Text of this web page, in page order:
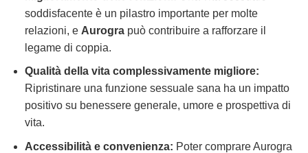
soddisfacente è un pilastro importante per molte
relazioni, e Aurograpuò contribuire a rafforzare il
legame di coppia.
Qualità della vita complessivamente migliore:
Ripristinare una funzione sessuale sana ha un impatto
positivo su benessere generale, umore e prospettiva di
vita.
Accessibilità e convenienza: Poter comprare Aurogra